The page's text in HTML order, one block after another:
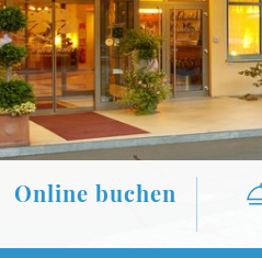
Online buchen